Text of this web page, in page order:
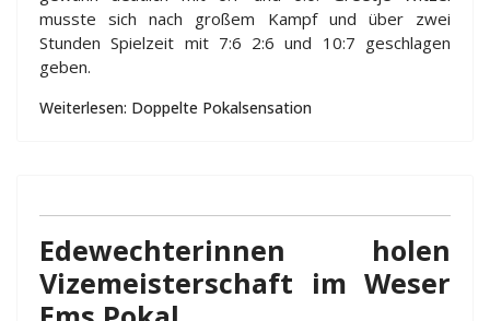
musste sich nach großem Kampf und über zwei
Stunden Spielzeit mit 7:6 2:6 und 10:7 geschlagen
geben.
Weiterlesen: Doppelte Pokalsensation
Edewechterinnen holen
Vizemeisterschaft im Weser